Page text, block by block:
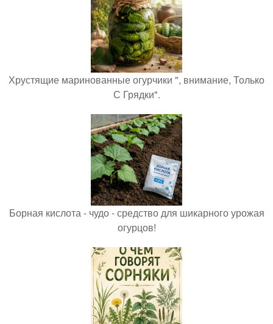
Хрустящие маринованные огурчики ", внимание, Только
С Грядки".
Борная кислота - чудо - средство для шикарного урожая
огурцов!